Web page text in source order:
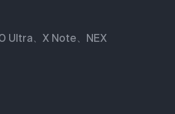
Ultra、X Note、NEX